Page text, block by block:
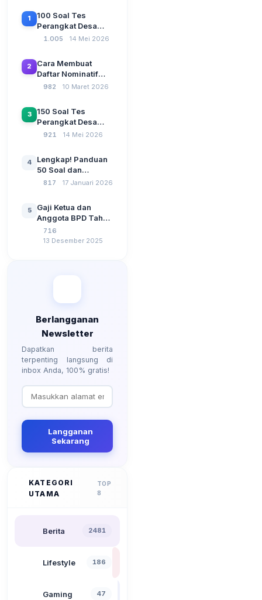
1
100 Soal Tes
Perangkat Desa
Terbaru 2026
CAT Berbasis UU
Desa No. 3 Tahun
2024
1.005 14 Mei 2026
2
Cara Membuat
Daftar Nominatif
Siltap di Aplikasi
SPP Pencairan
Dana Desa
982 10 Maret 2026
3
150 Soal Tes
Perangkat Desa
2026: Administrasi
Kebangsaan, dan
Komputer Beserta
Jawaban Paling
921 14 Mei 2026
4
Lengkap! Panduan
50 Soal dan
Jawaban Tes
Berdasarkan UU No
3 Tahun 2024
817 17 Januari 2026
5
Gaji Ketua dan
Anggota BPD Tahun
2026, Berapa
Besarannya? Ada
716
13 Desember 2025
Berlangganan
Newsletter
Dapatkan berita
terpenting langsung di
inbox Anda, 100% gratis!
Langganan
Sekarang
KATEGORI
UTAMA
TOP
8
Berita 2481
Lifestyle 186
Gaming 47